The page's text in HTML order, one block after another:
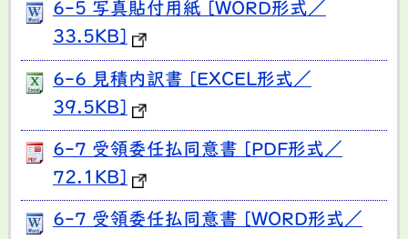
6-5 写真貼付用紙 [WORD形式／
33.5KB]
6-6 見積内訳書 [EXCEL形式／
39.5KB]
6-7 受領委任払同意書 [PDF形式／
72.1KB]
6-7 受領委任払同意書 [WORD形式／